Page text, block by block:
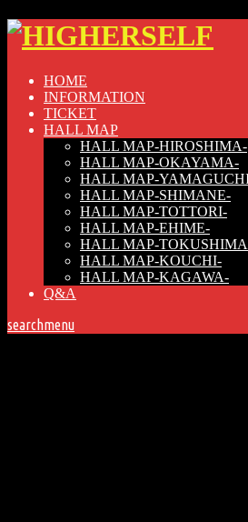
HOME
INFORMATION
TICKET
HALL MAP
HALL MAP-HIROSHIMA-
HALL MAP-OKAYAMA-
HALL MAP-
HALL MAP-SHIMANE-
HALL MAP-TOTTORI-
HALL MAP-EHIME-
HALL MAP-
HALL MAP-KOUCHI-
HALL MAP-KAGAWA-
Q&A
searchmenu